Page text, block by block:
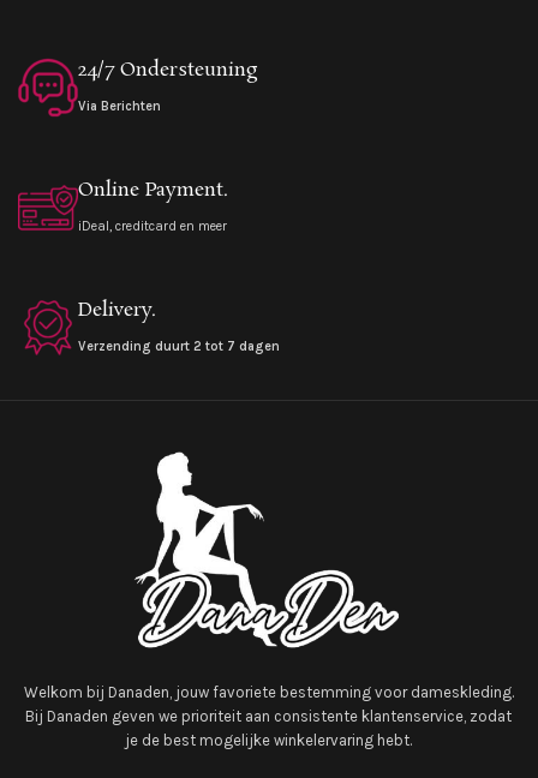
24/7 Ondersteuning
Via Berichten
Online Payment.
iDeal, creditcard en meer
Delivery.
Verzending duurt 2 tot 7 dagen
Welkom bij Danaden, jouw favoriete bestemming voor dameskleding.
Bij Danaden geven we prioriteit aan consistente klantenservice, zodat
je de best mogelijke winkelervaring hebt.